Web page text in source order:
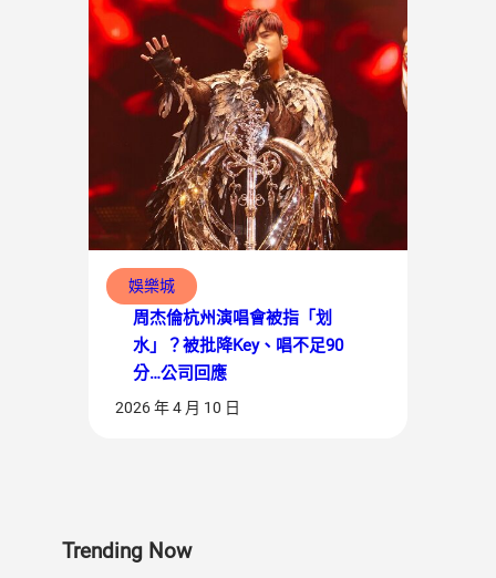
娛樂城
周杰倫杭州演唱會被指「划
水」？被批降Key、唱不足90
分…公司回應
2026 年 4 月 10 日
Trending Now